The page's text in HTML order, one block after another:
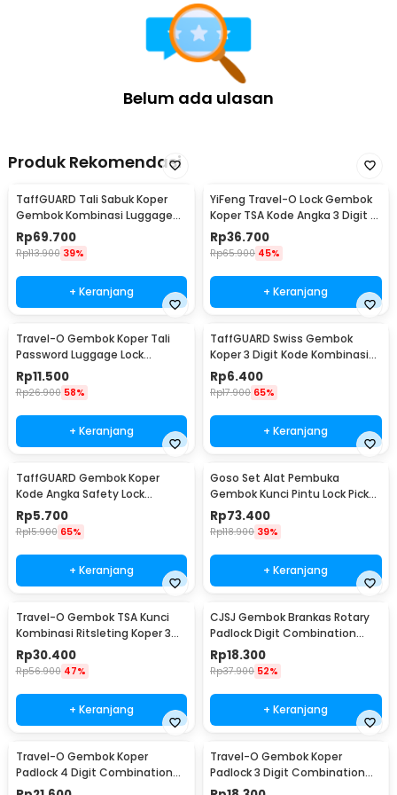
yang ideal untuk diaplikasikan pada berbagai jenis tas dan
perlengkapan lainnya. Anda bisa menggunakannya untuk
mengamankan tas ransel saat hiking, tas kerja saat di kantor, hingga
loker di pusat kebugaran (gym). Fleksibilitas penggunaan ini
menjadikan satu buah gembok sebagai investasi keamanan yang
sangat bernilai untuk melindungi properti pribadi Anda di mana pun
Rincian yang Anda dapatkan untuk pembelian produk ini:
Suitcase Luggage - TSA309
Belum ada ulasan
Produk Rekomendasi
TaffGUARD Tali Sabuk Koper
Gembok Kombinasi Luggage
Lock Belt TSA 2M - TSA-319
Rp69.700
Rp113.900 39%
+ Keranjang
YiFeng Travel-O Lock Gembok
Koper TSA Kode Angka 3 Digit -
TSA-335
Rp36.700
Rp65.900 45%
+ Keranjang
Travel-O Gembok Koper Tali
Password Luggage Lock
Suitcase Belt - NTA-310
Rp11.500
Rp26.900 58%
+ Keranjang
TaffGUARD Swiss Gembok
Koper 3 Digit Kode Kombinasi
Angka Anti Bobol - 104
Rp6.400
Rp17.900 65%
+ Keranjang
TaffGUARD Gembok Koper
Kode Angka Safety Lock
Portable 3 Digit - Z001
Rp5.700
Rp15.900 65%
+ Keranjang
Goso Set Alat Pembuka
Gembok Kunci Pintu Lock Pick
Locksmith 24 PCS - 038
Rp73.400
Rp118.900 39%
+ Keranjang
Travel-O Gembok TSA Kunci
Kombinasi Ritsleting Koper 3
Digit - TSA-425
Rp30.400
Rp56.900 47%
+ Keranjang
CJSJ Gembok Brankas Rotary
Padlock Digit Combination
Padlock - CH-209
Rp18.300
Rp37.900 52%
+ Keranjang
Travel-O Gembok Koper
Padlock 4 Digit Combination
Solid Brass - NTA-500
Travel-O Gembok Koper
Padlock 3 Digit Combination
Solid Brass - NTA-500